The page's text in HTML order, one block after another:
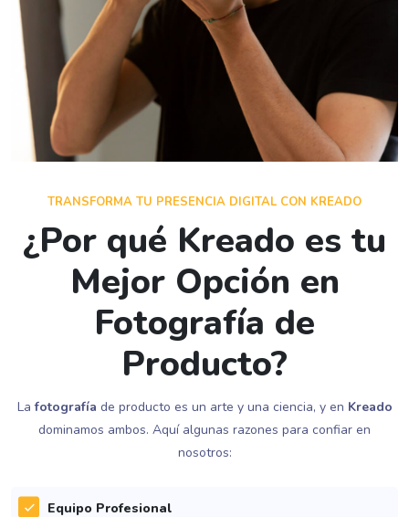
TRANSFORMA TU PRESENCIA DIGITAL CON KREADO
¿Por qué Kreado es tu
Mejor Opción en
Fotografía de
Producto?
Lafotografía de producto es un arte y una ciencia, y en Kreado
dominamos ambos. Aquí algunas razones para confiar en
nosotros:
Equipo Profesional